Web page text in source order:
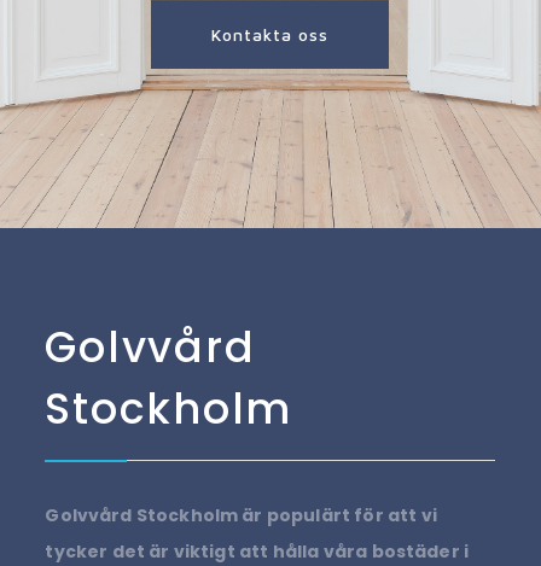
Kontakta oss
Golvvård
Stockholm
Golvvård Stockholm är populärt för att vi
tycker det är viktigt att hålla våra bostäder i